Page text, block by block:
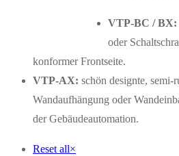
VTP-BC / BX:
oder
konformer Frontseite.
VTP-AX: schön designte, semi-
Wandaufhängung oder
der Gebäudeautomation.
Reset all×